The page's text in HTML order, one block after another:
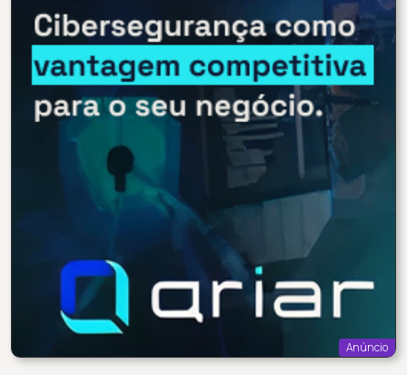
Anúncio